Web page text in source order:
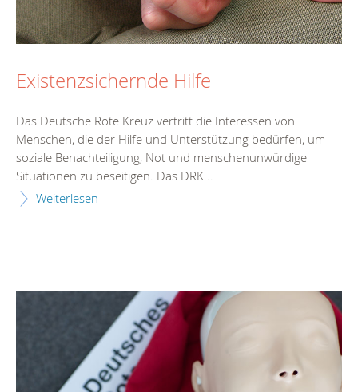
Existenzsichernde Hilfe
Das Deutsche Rote Kreuz vertritt die Interessen von
Menschen, die der Hilfe und Unterstützung bedürfen, um
soziale Benachteiligung, Not und menschenunwürdige
Situationen zu beseitigen. Das DRK...
Weiterlesen